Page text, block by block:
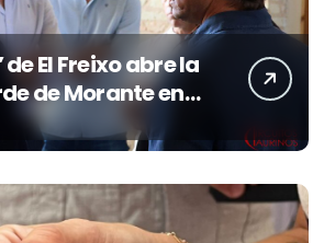
de El Freixo abre la
de Morante en
portuense